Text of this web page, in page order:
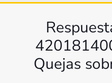
Quejas